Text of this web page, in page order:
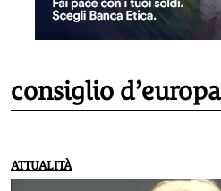
consiglio d’europa
ATTUALITÀ